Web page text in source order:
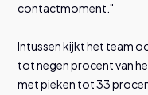
contactmoment."
Intussen kijkt het team
tot negen procent van
met pieken tot 33